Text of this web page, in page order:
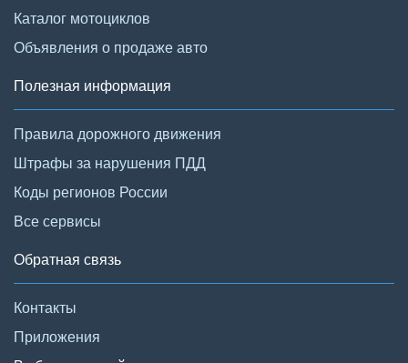
Каталог мотоциклов
Объявления о продаже авто
Полезная информация
Правила дорожного движения
Штрафы за нарушения ПДД
Коды регионов России
Все сервисы
Обратная связь
Контакты
Приложения